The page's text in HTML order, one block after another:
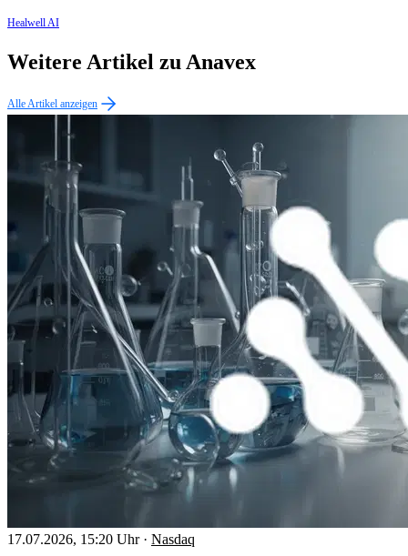
Healwell AI
Weitere Artikel zu Anavex
Alle Artikel anzeigen
17.07.2026, 15:20 Uhr · Nasdaq